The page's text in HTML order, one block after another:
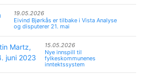
19.05.2026
Eivind Bjørkås er tilbake i Vista Analyse
og disputerer 21. mai
15.05.2026
Nye innspill til
fylkeskommunenes
inntektssystem